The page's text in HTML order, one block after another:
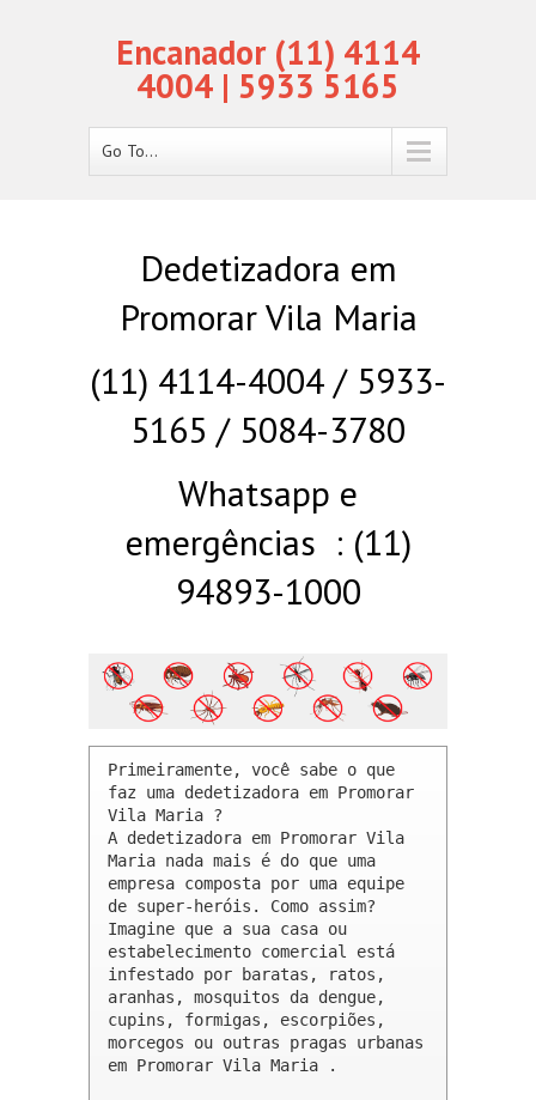
Encanador (11) 4114
4004 | 5933 5165
Go To...
Dedetizadora em
Promorar Vila Maria
(11) 4114-4004 / 5933-
5165 / 5084-3780
Whatsapp e
emergências : (11)
94893-1000
Primeiramente, você sabe o que
faz uma dedetizadora em Promorar
Vila Maria ?
A dedetizadora em Promorar Vila
Maria nada mais é do que uma
empresa composta por uma equipe
de super-heróis. Como assim?
Imagine que a sua casa ou
estabelecimento comercial está
infestado por baratas, ratos,
aranhas, mosquitos da dengue,
cupins, formigas, escorpiões,
morcegos ou outras pragas urbanas
em Promorar Vila Maria .